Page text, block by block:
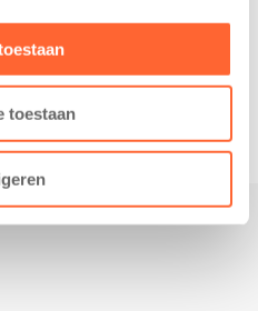
toestaan
Leeuwarden Zuid.
Na…